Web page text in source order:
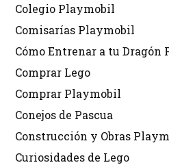
Colegio Playmobil
Comisarías Playmobil
Cómo Entrenar a tu Dragón
Comprar Lego
Comprar Playmobil
Conejos de Pascua
Construcción y Obras
Curiosidades de Lego